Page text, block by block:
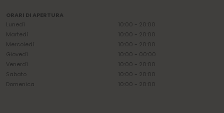
ORARI DI APERTURA
Lunedì
10:00 - 20:00
Martedì
10:00 - 20:00
Mercoledì
10:00 - 20:00
Giovedì
10:00 - 00:00
Venerdì
10:00 - 20:00
Sabato
10:00 - 20:00
Domenica
10:00 - 20:00